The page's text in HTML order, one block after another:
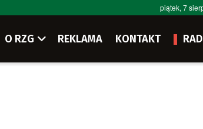
piątek, 7
O RZG REKLAMA KONTAKT